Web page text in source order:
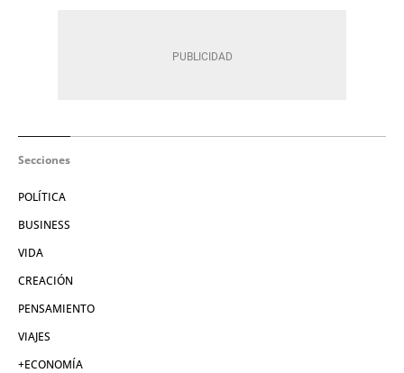
Secciones
POLÍTICA
BUSINESS
VIDA
CREACIÓN
PENSAMIENTO
VIAJES
+ECONOMÍA